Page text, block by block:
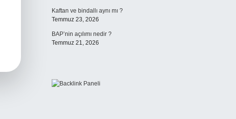
Kaftan ve bindallı aynı mı ?
Temmuz 23, 2026
BAP’nin açılımı nedir ?
Temmuz 21, 2026